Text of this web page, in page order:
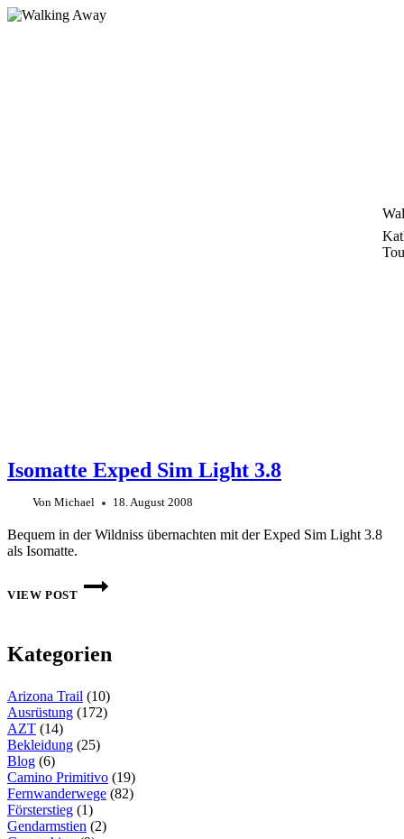
Zum
Isomatte Exped Sim Light 3.8
Von Michael 18. August 2008
Bequem in der Wildniss übernachten mit der Exped Sim Light 3.8
als Isomatte.
VIEW POST
ISOMATTE
EXPED
Kategorien
Arizona Trail (10)
Ausrüstung (172)
AZT (14)
Bekleidung (25)
Blog (6)
Camino Primitivo (19)
Fernwanderwege (82)
Försterstieg (1)
Gendarmstien (2)